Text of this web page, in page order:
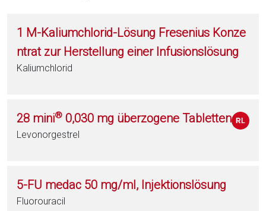
1 M-Kaliumchlorid-Lösung Fresenius Konze
ntrat zur Herstellung einer Infusionslösung
Kaliumchlorid
28 mini® 0,030 mg überzogene Tabletten
Levonorgestrel
5-FU medac 50 mg/ml, Injektionslösung
Fluorouracil